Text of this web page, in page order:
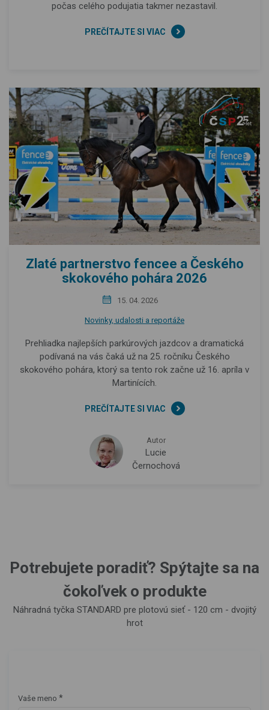
počas celého podujatia takmer nezastavil.
PREČÍTAJTE SI VIAC
Zlaté partnerstvo fencee a Českého
skokového pohára 2026
15. 04. 2026
Novinky, udalosti a reportáže
Prehliadka najlepších parkúrových jazdcov a dramatická
podívaná na vás čaká už na 25. ročníku Českého
skokového pohára, ktorý sa tento rok začne už 16. apríla v
Martinících.
PREČÍTAJTE SI VIAC
Autor
Lucie
Černochová
Potrebujete poradiť? Spýtajte sa na
čokoľvek o produkte
Náhradná tyčka STANDARD pre plotovú sieť - 120 cm - dvojitý
hrot
Vaše meno *